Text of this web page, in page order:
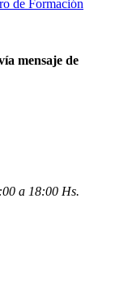
de Formación
mensaje de
a 18:00 Hs.